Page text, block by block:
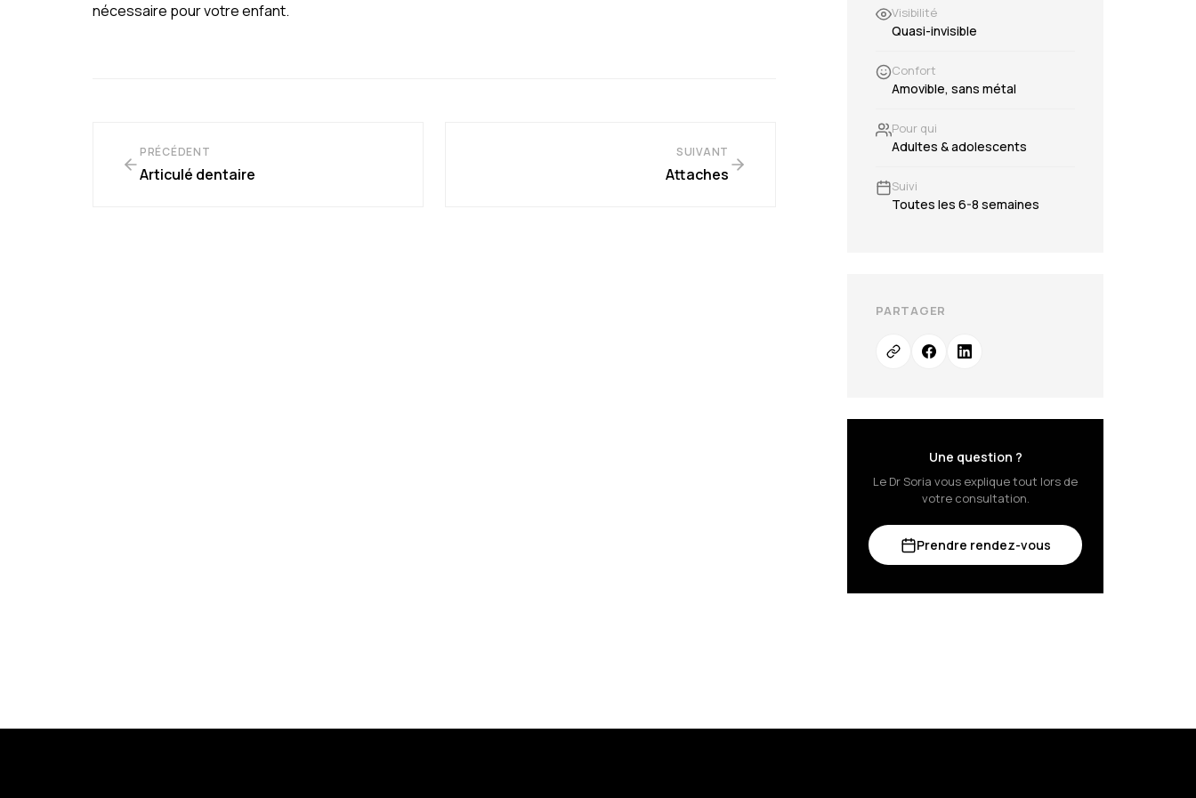
nécessaire pour votre enfant.
PRÉCÉDENT
Articulé dentaire
SUIVANT
Attaches
Visibilité
Quasi-invisible
Confort
Amovible, sans métal
Pour qui
Adultes & adolescents
Suivi
Toutes les 6-8 semaines
PARTAGER
Une question ?
Le Dr Soria vous explique tout lors de
votre consultation.
Prendre rendez-vous